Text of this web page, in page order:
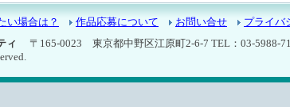
い場合は？ 作品応募について お問い合せ
プライバ
ィ 〒165-0023 東京都中野区江原町2-6-7 TEL：03-5988-